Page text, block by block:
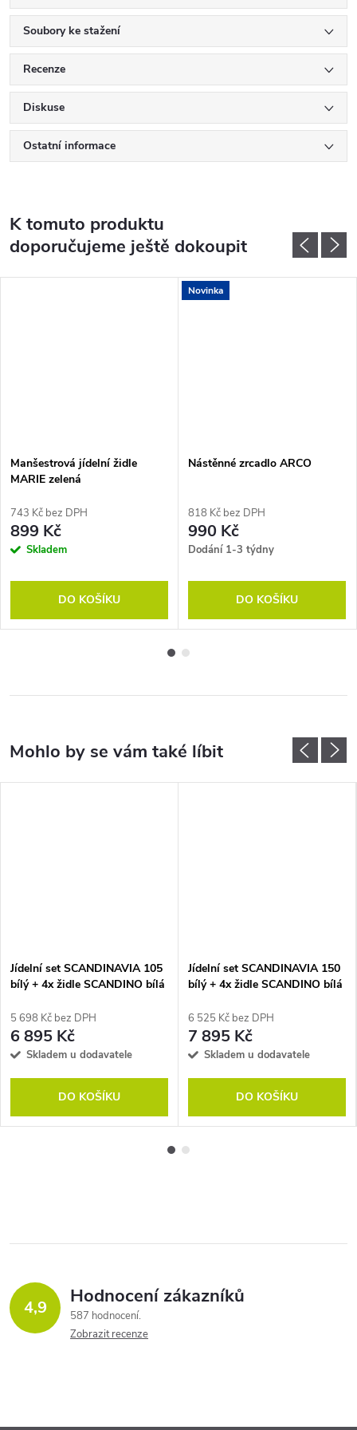
Soubory ke stažení
Recenze
Diskuse
Ostatní informace
K tomuto produktu
doporučujeme ještě dokoupit
Manšestrová jídelní židle
MARIE zelená
743 Kč bez DPH
899 Kč
Skladem
DO KOŠÍKU
Novinka
Nástěnné zrcadlo ARCO
818 Kč bez DPH
990 Kč
Dodání 1-3 týdny
DO KOŠÍKU
Jídelní set SCANDINAVIA 105
bílý + 4x židle SCANDINO bílá
5 698 Kč bez DPH
6 895 Kč
Skladem u dodavatele
DO KOŠÍKU
Jídelní set SCANDINAVIA 150
bílý + 4x židle SCANDINO bílá
6 525 Kč bez DPH
7 895 Kč
Skladem u dodavatele
DO KOŠÍKU
4,9 Hodnocení zákazníků
587 hodnocení
Zobrazit recenze